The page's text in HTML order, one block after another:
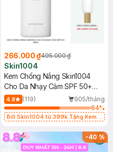
266.000 ₫495.000 ₫
Skin1004
Kem Chống Nắng Skin1004
Cho Da Nhạy Cảm SPF 50+
50ml
4.8 (119)
905/tháng
64%
Bill Skin1004 từ 399k Tặng Kem
SPF 50+ 20ml (SL Có Hạn)
-40%